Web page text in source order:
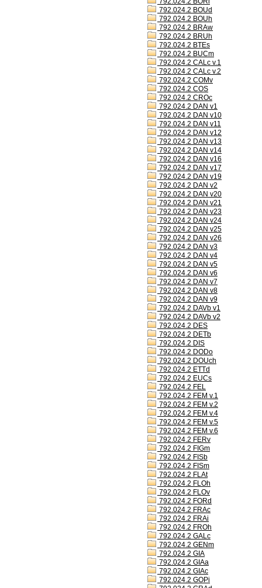
792.024.2 BOUd
792.024.2 BOUh
792.024.2 BRAw
792.024.2 BRUh
792.024.2 BTEs
792.024.2 BUCm
792.024.2 CALc v.1
792.024.2 CALc v.2
792.024.2 COMv
792.024.2 COS
792.024.2 CROc
792.024.2 DAN v1
792.024.2 DAN v10
792.024.2 DAN v11
792.024.2 DAN v12
792.024.2 DAN v13
792.024.2 DAN v14
792.024.2 DAN v16
792.024.2 DAN v17
792.024.2 DAN v19
792.024.2 DAN v2
792.024.2 DAN v20
792.024.2 DAN v21
792.024.2 DAN v23
792.024.2 DAN v24
792.024.2 DAN v25
792.024.2 DAN v26
792.024.2 DAN v3
792.024.2 DAN v4
792.024.2 DAN v5
792.024.2 DAN v6
792.024.2 DAN v7
792.024.2 DAN v8
792.024.2 DAN v9
792.024.2 DAVb v1
792.024.2 DAVb v2
792.024.2 DES
792.024.2 DETb
792.024.2 DIS
792.024.2 DODo
792.024.2 DOUch
792.024.2 ETTd
792.024.2 EUCs
792.024.2 FEL
792.024.2 FEM v.1
792.024.2 FEM v.2
792.024.2 FEM v.4
792.024.2 FEM v.5
792.024.2 FEM v.6
792.024.2 FERv
792.024.2 FIGm
792.024.2 FISb
792.024.2 FISm
792.024.2 FLAt
792.024.2 FLOh
792.024.2 FLOv
792.024.2 FORd
792.024.2 FRAc
792.024.2 FRAi
792.024.2 FROh
792.024.2 GALc
792.024.2 GENm
792.024.2 GIA
792.024.2 GIAa
792.024.2 GIAc
792.024.2 GOPi